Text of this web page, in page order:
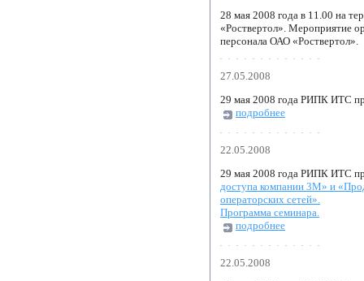
28 мая 2008 года в 11.00 на
«Роствертол». Мероприятие
персонала ОАО «Роствертол».
27.05.2008
29 мая 2008 года РИПК ИТС
подробнее
22.05.2008
29 мая 2008 года РИПК ИТС
доступа компании 3М» и
операторских сетей».
Программа семинара.
подробнее
22.05.2008